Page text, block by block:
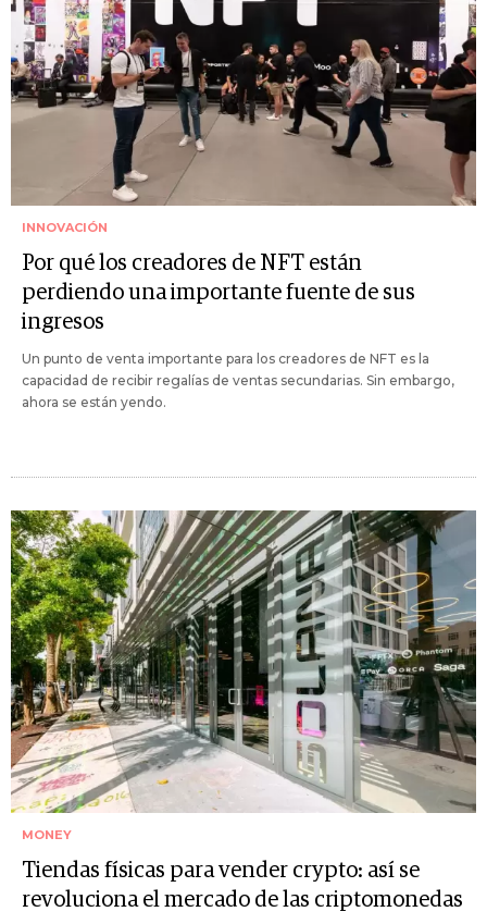
INNOVACIÓN
Por qué los creadores de NFT están
perdiendo una importante fuente de sus
ingresos
Un punto de venta importante para los creadores de NFT es la
capacidad de recibir regalías de ventas secundarias. Sin embargo,
ahora se están yendo.
MONEY
Tiendas físicas para vender crypto: así se
revoluciona el mercado de las criptomonedas